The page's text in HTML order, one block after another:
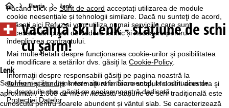
Făcând click peSunt de acord acceptați utilizarea de module
cookie neesențiale și tehnologii similare. Dacă nu sunteţi de acord,
apăsaţi aiciRefuzși vom utiliza numai serviciile care sunt
necesare din punct de vedere tehnic și necesare pentru
îndeplinirea contractului.
Mai multe detalii despre funcţionarea cookie-urilor şi posibilitatea
de modificare a setărilor dvs. găsiţi laCookie-Policy
Informaţii despre responsabili găsiţi pe pagina noastră la
Termeni şi condiţii. Informaţii referitoare scopul folosirii acestora şi
la drepturile dvs. găsiţi pe pagina noastră dedicată
Protecţiei Datelor
A
c
s
ă
Elveţia Lenk
Vacanță skiLenk - stațiune de schi
cu șarm!
Lenk
Satul fermecător Lenk este situat în Simmental, la o altitudine de
aproximativ 1.068 de metri. Această stațiune de schi tradițională este
cunoscută pentru soarele abundent și vântul slab. Se caracterizează